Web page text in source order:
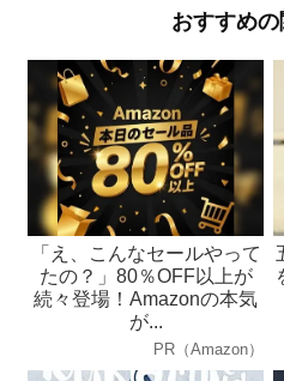
おすすめ
「え、こんなセールやって
たの？」80％OFF以上が
続々登場！Amazonの本気
が...
PR（Amazon）